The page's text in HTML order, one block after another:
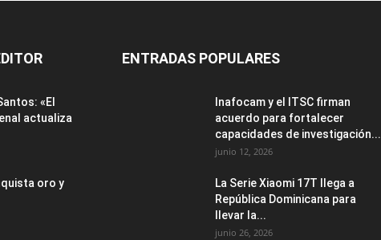
«El
actualiza
oro y
ENTRADAS POPULARES
Inafocam y el ITSC firman
acuerdo para fortalecer
capacidades de investigación...
junio 12, 2026
La Serie Xiaomi 17T llega a
República Dominicana para
llevar la...
junio 26, 2026